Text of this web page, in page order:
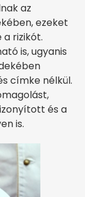
az
ezeket
rizikót.
is, ugyanis
címke nélkül.
és a
is.